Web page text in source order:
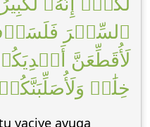
لَكُمۡۖ إِنَّهُۥ
ٱلسِّحۡرَ
لَأُقَطِّعَنَّ
خِلَٰفٖ وَلَأُصَلِّبَنَّكُمۡ
yaciye avuga